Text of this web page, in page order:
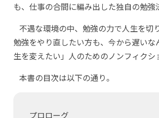
も、仕事の合間に編み出した独自の勉強
不遇な環境の中、勉強の力で人生を切
勉強をやり直したい方も、今から遅い
生を変えたい」人のためのノンフィクシ
本書の目次は以下の通り。
プロローグ